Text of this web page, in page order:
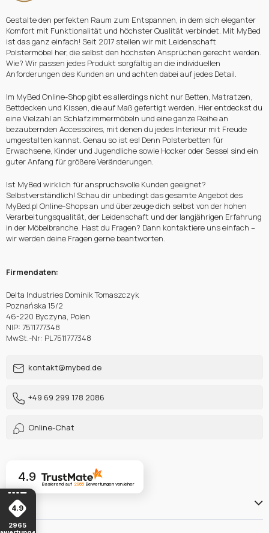
Gestalte den perfekten Raum zum Entspannen, in dem sich eleganter
Komfort mit Funktionalität und höchster Qualität verbindet. Mit MyBed
ist das ganz einfach! Seit 2017 stellen wir mit Leidenschaft
Polstermöbel her, die selbst den höchsten Ansprüchen gerecht werden.
Wie? Wir passen jedes Produkt sorgfältig an die individuellen
Anforderungen des Kunden an und achten dabei auf jedes Detail.
Im MyBed Online-Shop gibt es allerdings nicht nur Betten, Matratzen,
Bettdecken und Kissen, die auf Maß gefertigt werden. Hier entdeckst du
eine Vielzahl an Schlafzimmermöbeln und eine ganze Reihe an
bezaubernden Accessoires, mit denen du jedes Interieur mit Freude
umgestalten kannst. Genau so ist es! Denn Polsterbetten für
Erwachsene, Kinder und Jugendliche sowie Hocker oder Sessel sind ein
guter Anfang für größere Veränderungen.
Ist MyBed wirklich für anspruchsvolle Kunden geeignet?
Selbstverständlich! Schau dir unbedingt das gesamte Angebot des
MyBed.pl Online-Shops an und überzeuge dich selbst von der hohen
Verarbeitungsqualität, der Leidenschaft und der langjährigen Erfahrung
in der Möbelbranche. Hast du Fragen? Dann kontaktiere uns einfach –
wir werden deine Fragen gerne beantworten.
Firmendaten:
Delta Industries Dominik Tomaszczyk
Poznańska 15/2
46-220 Byczyna, Polen
NIP: 7511777348
MwSt.-Nr: PL7511777348
kontakt@mybed.de
+49 69 299 178 2086
Online-Chat
4.9
Basierend auf 2965Bewertungen von jeher
4.9
2965
Hilfe